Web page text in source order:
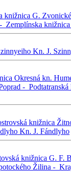
knižnica G.
Zemplínska knižnica
Kn. J.
Okresná kn.
-
knižnica
Kn. J. Fándlyho
knižnica G. F.
Žilina -